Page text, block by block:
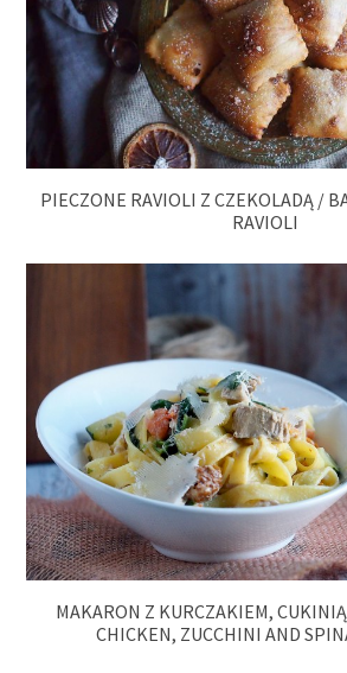
PIECZONE RAVIOLI Z CZEKOLADĄ /
RAVIOLI
MAKARON Z KURCZAKIEM,
CHICKEN, ZUCCHINI AND